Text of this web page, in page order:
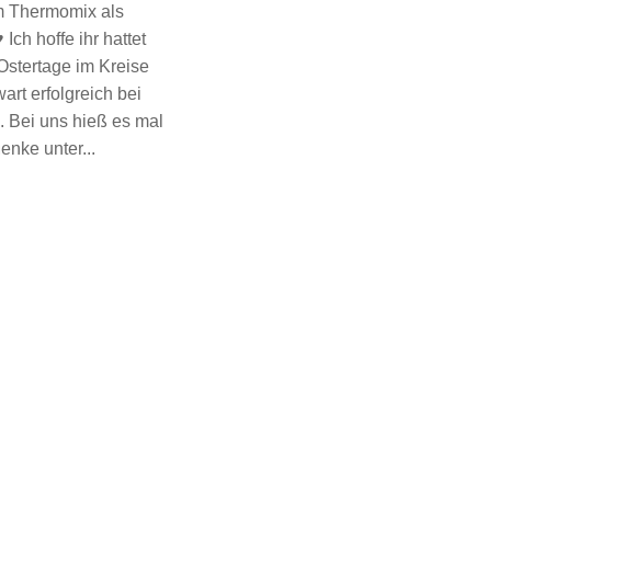
Thermomix als
Ich hoffe ihr hattet
im Kreise
erfolgreich bei
Bei uns hieß es mal
unter...